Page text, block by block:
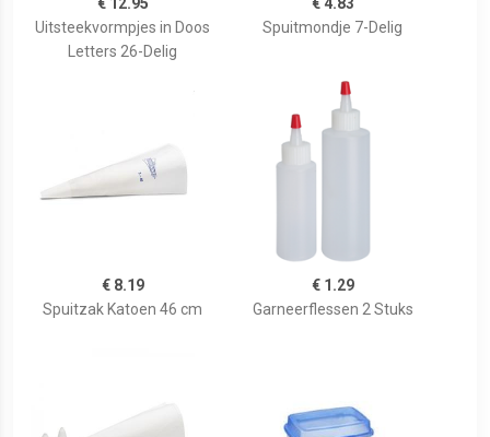
€ 12.95
Uitsteekvormpjes in Doos
Letters 26-Delig
€ 4.83
Spuitmondje 7-Delig
€ 8.19
Spuitzak Katoen 46 cm
€ 1.29
Garneerflessen 2 Stuks